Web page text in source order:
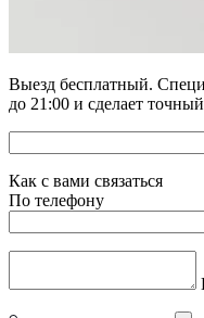
Выезд бесплатный.
до 21:00 и сделает
Как с вами связаться
По телефону